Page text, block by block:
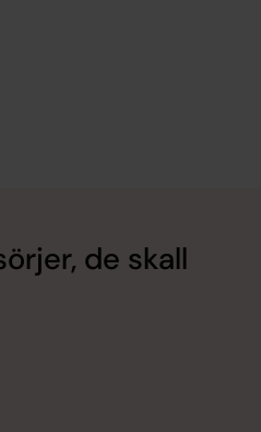
de skall